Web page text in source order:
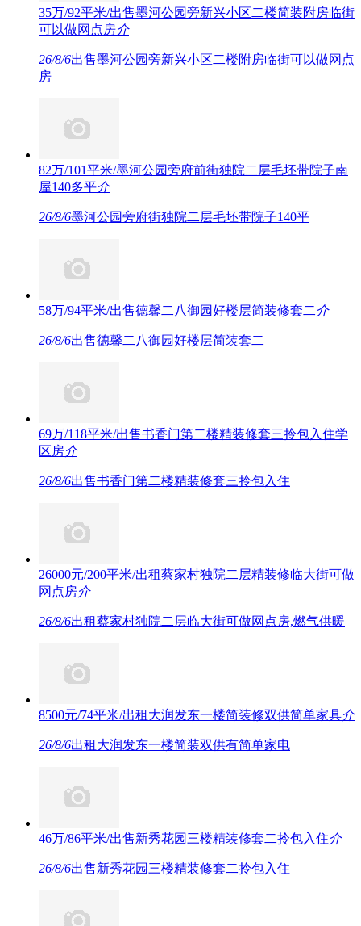
35万/92平米/出售墨河公园旁新兴小区二楼简装附房临街
可以做网点房介
26/8/6出售墨河公园旁新兴小区二楼附房临街可以做网点
房
82万/101平米/墨河公园旁府前街独院二层毛坯带院子南
屋140多平介
26/8/6墨河公园旁府街独院二层毛坯带院子140平
58万/94平米/出售德馨二八御园好楼层简装修套二 介
26/8/6出售德馨二八御园好楼层简装套二
69万/118平米/出售书香门第二楼精装修套三拎包入住学
区房介
26/8/6出售书香门第二楼精装修套三拎包入住
26000元/200平米/出租蔡家村独院二层精装修临大街可做
网点房介
26/8/6出租蔡家村独院二层临大街可做网点房,燃气供暖
8500元/74平米/出租大润发东一楼简装修双供简单家具介
26/8/6出租大润发东一楼简装双供有简单家电
46万/86平米/出售新秀花园三楼精装修套二拎包入住介
26/8/6出售新秀花园三楼精装修套二拎包入住